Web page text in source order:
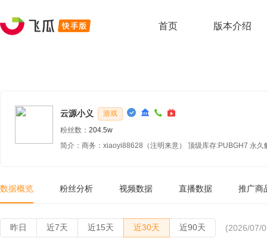
首页 版本介绍
云源小义
游戏
粉丝数： 204.5w
简介：商务：xiaoyi88628（注明来意） 顶级库存:PUBGH7 永久
数据概览 粉丝分析 视频数据 直播数据 推广商
昨日 近7天 近15天 近30天 近90天 (2026/07/